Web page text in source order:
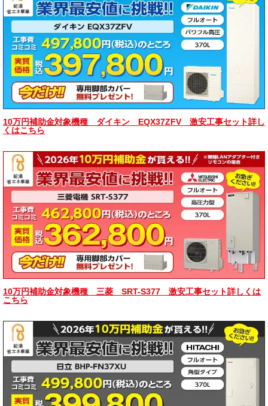
10万円補助金対象機種 ダイキン EQX37ZFV 激安工事セット詳し
くはこちら
10万円補助金対象機種 三菱 SRT-S377 激安工事セット詳しくは
こちら